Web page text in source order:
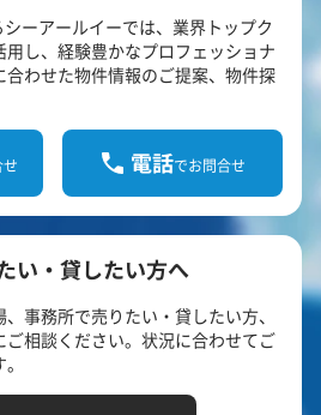
ーアールイーでは、業界トップク
し、経験豊かなプロフェッショナ
合わせた物件情報のご提案、物件探
電話でお問合せ
い・貸したい方へ
事務所で売りたい・貸したい方、
相談ください。状況に合わせてご